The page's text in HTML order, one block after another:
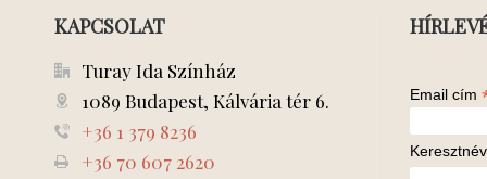
KAPCSOLAT
Turay Ida Színház
1089 Budapest, Kálvária tér 6.
+36 1 379 8236
+36 70 607 2620
Email cím
Keresztnév